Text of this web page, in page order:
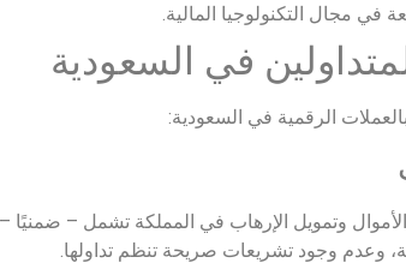
مجال التكنولوجيا المالية.
في السعودية
الرقمية في السعودية:
غسيل الأموال وتمويل الإرهاب في المملكة تشمل –
وعدم وجود تشريعات صريحة تنظم تداولها.